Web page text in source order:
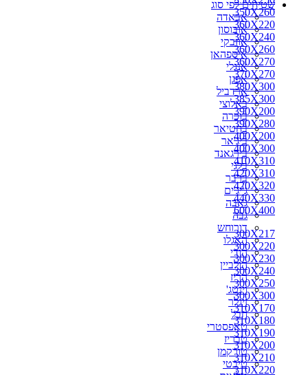
שטיחים לפי סוג
אבאדה
אובוסון
אוזבקי
איספהאן
אנגלי
אפגן
ארדביל
באלוצי
בוכרה
בחטיאר
ביג'אר
בירגאנד
בלגי
ברבר
ג'יג'ים
גאבה
גבה
דורוחש
האגלו
הודי
הולביין
הריז
וינטג'
זיגלר
חבל
טאפסטרי
טבריז
טורקמן
טיבטי
350X260
360X220
360X240
360X260
360X270
370X270
380X300
385X300
390X200
390X280
400X200
400X300
410X310
420X310
420X320
440X330
600X400
300X217
300X220
300X230
300X240
300X250
300X300
310X170
310X180
310X190
310X200
310X210
310X220
270X150
270X160
270X170
270X200
280X160
280X180
280X200
290X180
300X180
310X190
310X210